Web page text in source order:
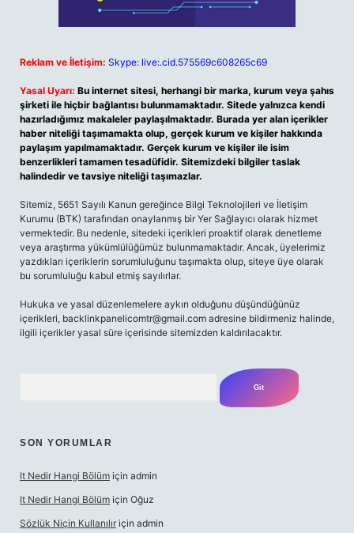
Reklam ve İletişim: Skype: live:.cid.575569c608265c69
Yasal Uyarı: Bu internet sitesi, herhangi bir marka, kurum veya şahıs
şirketi ile hiçbir bağlantısı bulunmamaktadır. Sitede yalnızca kendi
hazırladığımız makaleler paylaşılmaktadır. Burada yer alan içerikler
haber niteliği taşımamakta olup, gerçek kurum ve kişiler hakkında
paylaşım yapılmamaktadır. Gerçek kurum ve kişiler ile isim
benzerlikleri tamamen tesadüfidir. Sitemizdeki bilgiler taslak
halindedir ve tavsiye niteliği taşımazlar.
Sitemiz, 5651 Sayılı Kanun gereğince Bilgi Teknolojileri ve İletişim
Kurumu (BTK) tarafından onaylanmış bir Yer Sağlayıcı olarak hizmet
vermektedir. Bu nedenle, sitedeki içerikleri proaktif olarak denetleme
veya araştırma yükümlülüğümüz bulunmamaktadır. Ancak, üyelerimiz
yazdıkları içeriklerin sorumluluğunu taşımakta olup, siteye üye olarak
bu sorumluluğu kabul etmiş sayılırlar.
Hukuka ve yasal düzenlemelere aykırı olduğunu düşündüğünüz
içerikleri, backlinkpanelicomtr@gmail.com adresine bildirmeniz halinde,
ilgili içerikler yasal süre içerisinde sitemizden kaldırılacaktır.
SON YORUMLAR
It Nedir Hangi Bölüm için admin
It Nedir Hangi Bölüm için Oğuz
Sözlük Niçin Kullanılır için admin